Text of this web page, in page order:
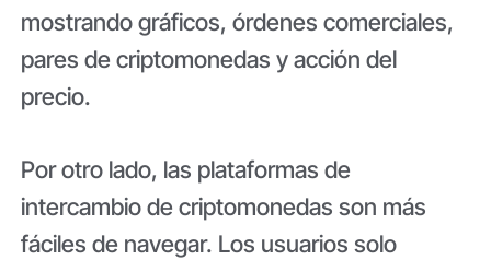
mostrando gráficos, órdenes comerciales,
pares de criptomonedas y acción del
precio.
Por otro lado, las plataformas de
intercambio de criptomonedas son más
fáciles de navegar. Los usuarios solo